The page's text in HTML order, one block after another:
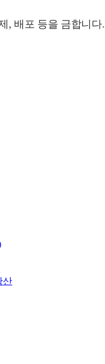
, 배포 등을 금합니다.
산